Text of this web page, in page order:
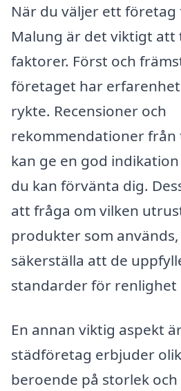
När du väljer ett
Malung är det viktigt att
faktorer. Först och
företaget har
rykte. Recensioner och
rekommendationer
kan ge en god
du kan förvänta dig.
att fråga om vilken
produkter som
säkerställa att de
standarder för renlighet
En annan viktig aspekt
städföretag erbjuder
beroende på storlek